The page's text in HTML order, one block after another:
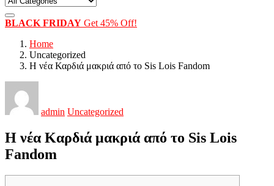
BLACK FRIDAY Get 45% Off!
Home
Uncategorized
Η νέα Καρδιά μακριά από το Sis Lois Fandom
admin Uncategorized
Η νέα Καρδιά μακριά από το Sis Lois
Fandom